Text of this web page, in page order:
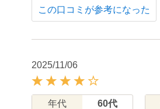
この口コミが参考になった
2025/11/06
年代 60代